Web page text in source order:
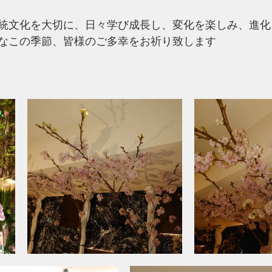
化を大切に、日々学び成長し、変化を楽しみ、進
の季節、皆様のご多幸をお祈り致します